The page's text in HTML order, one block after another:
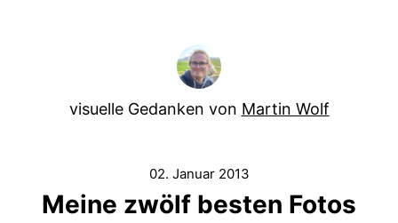
visuelle Gedanken von Martin Wolf
02. Januar 2013
Meine zwölf besten Fotos